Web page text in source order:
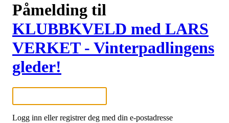
Påmelding til
KLUBBKVELD med LARS
VERKET - Vinterpadlingens
gleder!
Logg inn eller registrer deg med din e-postadresse